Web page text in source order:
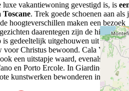
luxe vakantiewoning gevestigd is, is
Toscane. Trek goede schoenen aan als
hoogteverschillen maken een bezoek
daarentegen zijn de hike meer
is gedeeltelijk uitgehouwen uit tufsteen
voor Christus bewoond. Cala Violina,
een uitstapje waard, evenals de
en Porto Ercole. In Giardino Dei
kunstwerken bewonderen in de stijl